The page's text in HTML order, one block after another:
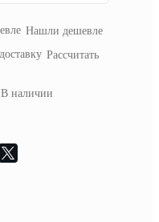
Нашли дешевле
Рассчитать
В наличии